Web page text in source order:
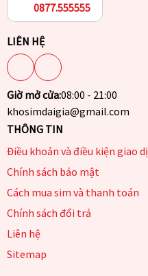
0877.555555
LIÊN HỆ
Giờ mở cửa:08:00 - 21:00
khosimdaigia@gmail.com
THÔNG TIN
Điều khoản và điều kiện giao
Chính sách bảo mật
Cách mua sim và thanh toán
Chính sách đổi trả
Liên hệ
Sitemap